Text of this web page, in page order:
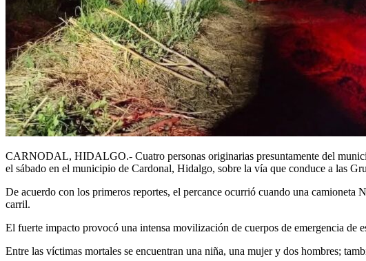
CARNODAL, HIDALGO.- Cuatro personas originarias presuntamente del
el sábado en el municipio de Cardonal, Hidalgo, sobre la vía que conduce a las
De acuerdo con los primeros reportes, el percance ocurrió cuando una camioneta
carril.
El fuerte impacto provocó una intensa movilización de cuerpos de emergencia de
Entre las víctimas mortales se encuentran una niña, una mujer y dos hombres;